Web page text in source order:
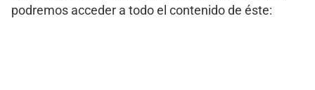
podremos acceder a todo el contenido de éste: